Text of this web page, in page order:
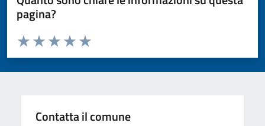
pagina?
Valuta da 1 a 5 stelle la pagina
Valuta 5 stelle su 5
Valuta 4 stelle su 5
Valuta 3 stelle su 5
Valuta 2 stelle su 5
Valuta 1 stelle su 5
Contatta il comune